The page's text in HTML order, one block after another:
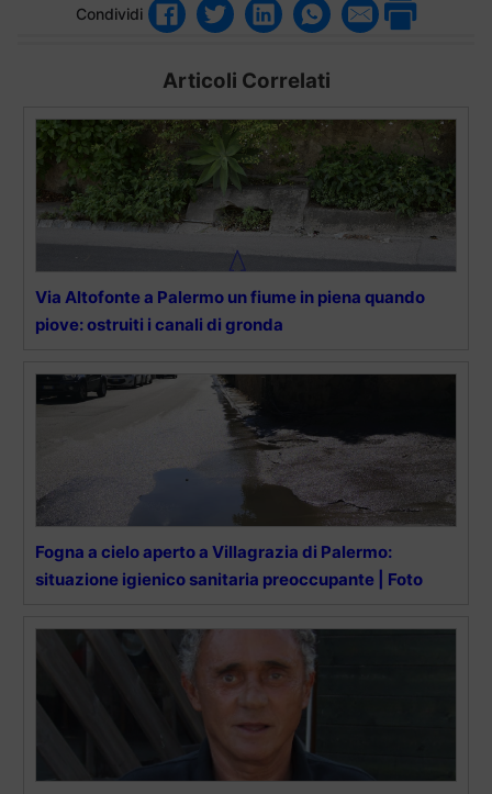
Condividi
Articoli Correlati
Via Altofonte a Palermo un fiume in piena quando
piove: ostruiti i canali di gronda
Fogna a cielo aperto a Villagrazia di Palermo:
situazione igienico sanitaria preoccupante | Foto